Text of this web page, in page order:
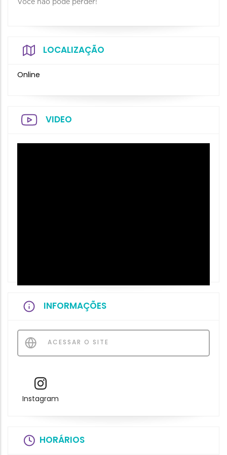
Você não pode perder!
LOCALIZAÇÃO
Online
VIDEO
INFORMAÇÕES
ACESSAR O SITE
Instagram
HORÁRIOS